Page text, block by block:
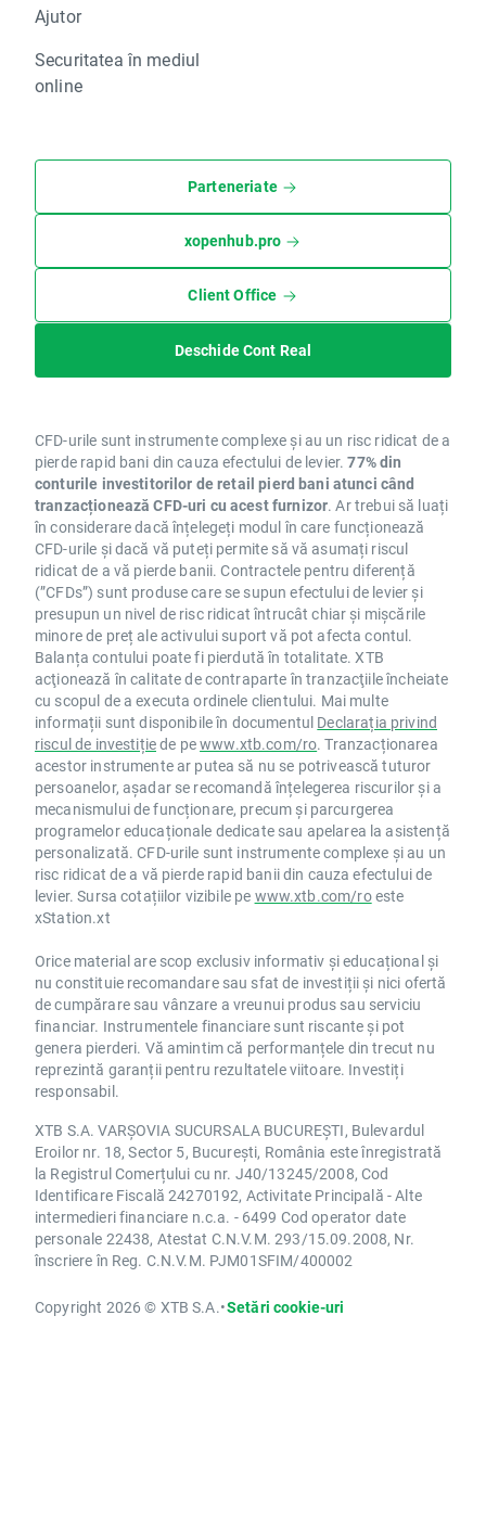
Ajutor
Securitatea în mediul
online
Parteneriate
xopenhub.pro
Client Office
Deschide Cont Real
CFD-urile sunt instrumente complexe și au un risc ridicat de a
pierde rapid bani din cauza efectului de levier.77% din
conturile investitorilor de retail pierd bani atunci când
tranzacționează CFD-uri cu acest furnizor. Ar trebui să luați
în considerare dacă înțelegeți modul în care funcționează
CFD-urile și dacă vă puteți permite să vă asumați riscul
ridicat de a vă pierde banii. Contractele pentru diferență
(”CFDs”) sunt produse care se supun efectului de levier și
presupun un nivel de risc ridicat întrucât chiar și mișcările
minore de preț ale activului suport vă pot afecta contul.
Balanța contului poate fi pierdută în totalitate. XTB
acţionează în calitate de contraparte în tranzacţiile încheiate
cu scopul de a executa ordinele clientului. Mai multe
informații sunt disponibile în documentul Declarația privind
riscul de investițiede pewww.xtb.com/ro. Tranzacționarea
acestor instrumente ar putea să nu se potrivească tuturor
persoanelor, așadar se recomandă înțelegerea riscurilor și a
mecanismului de funcționare, precum și parcurgerea
programelor educaționale dedicate sau apelarea la asistență
personalizată. CFD-urile sunt instrumente complexe și au un
risc ridicat de a vă pierde rapid banii din cauza efectului de
levier. Sursa cotațiilor vizibile pe www.xtb.com/roeste
xStation.xt
Orice material are scop exclusiv informativ și educațional și
nu constituie recomandare sau sfat de investiții și nici ofertă
de cumpărare sau vânzare a vreunui produs sau serviciu
financiar. Instrumentele financiare sunt riscante și pot
genera pierderi. Vă amintim că performanțele din trecut nu
reprezintă garanții pentru rezultatele viitoare. Investiți
responsabil.
XTB S.A. VARȘOVIA SUCURSALA BUCUREȘTI, Bulevardul
Eroilor nr. 18, Sector 5, București, România este înregistrată
la Registrul Comerțului cu nr. J40/13245/2008, Cod
Identificare Fiscală 24270192, Activitate Principală - Alte
intermedieri financiare n.c.a. - 6499 Cod operator date
personale 22438, Atestat C.N.V.M. 293/15.09.2008, Nr.
înscriere în Reg. C.N.V.M. PJM01SFIM/400002
Copyright 2026 © XTB S.A.•Setări cookie-uri